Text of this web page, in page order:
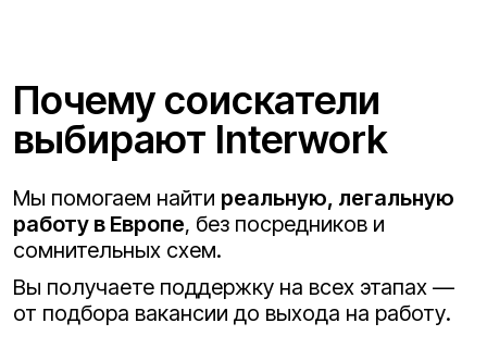
Почему соискатели
выбирают Interwork
Мы помогаем найти реальную, легальную
работу в Европе, без посредников и
сомнительных схем.
Вы получаете поддержку на всех этапах —
от подбора вакансии до выхода на работу.